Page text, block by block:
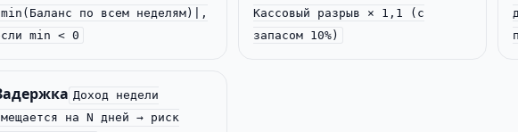
|min(Баланс по всем неделям)|,
min < 0
Кассовый разрыв × 1,1 (с
запасом 10%)
Доход недели
на N дней → риск